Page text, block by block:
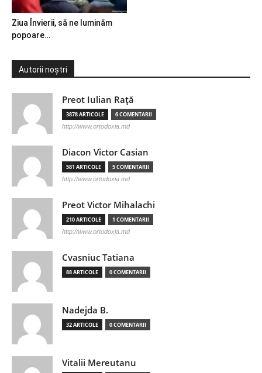
Ziua Învierii, să ne luminăm
popoare…
Autorii noștri
Preot Iulian Raţă
3878 ARTICOLE 6 COMENTARII
http://www.ortodoxia.md
Diacon Victor Casian
581 ARTICOLE 5 COMENTARII
http://www.ortodoxia.md
Preot Victor Mihalachi
210 ARTICOLE 1 COMENTARII
http://www.ortodoxia.md
Cvasniuc Tatiana
88 ARTICOLE 0 COMENTARII
Nadejda B.
32 ARTICOLE 0 COMENTARII
Vitalii Mereutanu